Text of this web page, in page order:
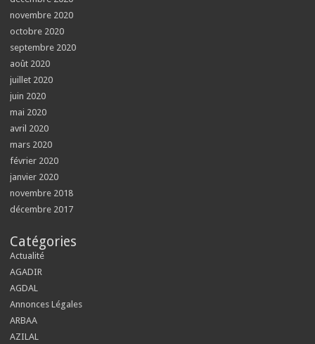
novembre 2020
octobre 2020
septembre 2020
août 2020
juillet 2020
juin 2020
mai 2020
avril 2020
mars 2020
février 2020
janvier 2020
novembre 2018
décembre 2017
Catégories
Actualité
AGADIR
AGDAL
Annonces Légales
ARBAA
AZILAL